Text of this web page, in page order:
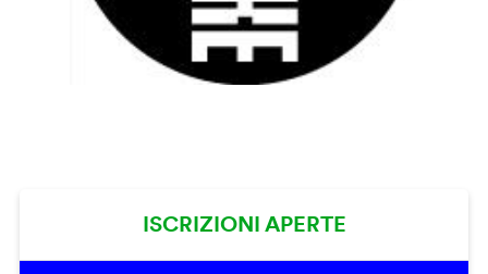
ISCRIZIONI APERTE